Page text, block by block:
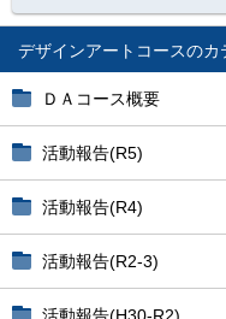
デザインアートコース
ＤＡコース概要
活動報告(R5)
活動報告(R4)
活動報告(R2-3)